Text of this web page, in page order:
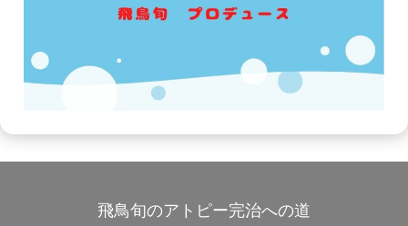
飛鳥旬のアトピー完治への道